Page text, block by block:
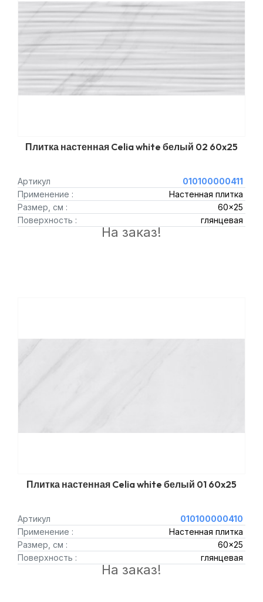
Плитка настенная Celia white белый 02 60x25
Артикул
010100000411
Применение :
Настенная плитка
Размер, см :
60x25
Поверхность :
глянцевая
На заказ!
Плитка настенная Celia white белый 01 60x25
Артикул
010100000410
Применение :
Настенная плитка
Размер, см :
60x25
Поверхность :
глянцевая
На заказ!